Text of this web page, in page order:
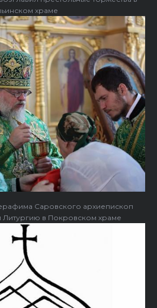
храме
Саровского архиепископ
в Покровском храме